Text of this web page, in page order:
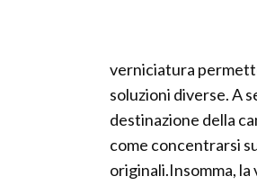
verniciatura
soluzioni diverse. A
destinazione della
come concentrarsi
originali.Insomma,